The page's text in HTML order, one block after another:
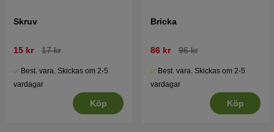
Skruv
15 kr 17 kr
Best. vara. Skickas om 2-5
vardagar
Köp
Bricka
86 kr 96 kr
Best. vara. Skickas om 2-5
vardagar
Köp